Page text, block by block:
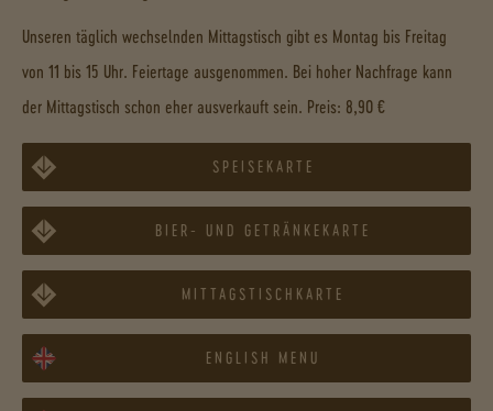
Unseren täglich wechselnden Mittagstisch gibt es Montag bis Freitag
von 11 bis 15 Uhr. Feiertage ausgenommen. Bei hoher Nachfrage kann
der Mittagstisch schon eher ausverkauft sein. Preis: 8,90 €
SPEISEKARTE
BIER- UND GETRÄNKEKARTE
MITTAGSTISCHKARTE
ENGLISH MENU